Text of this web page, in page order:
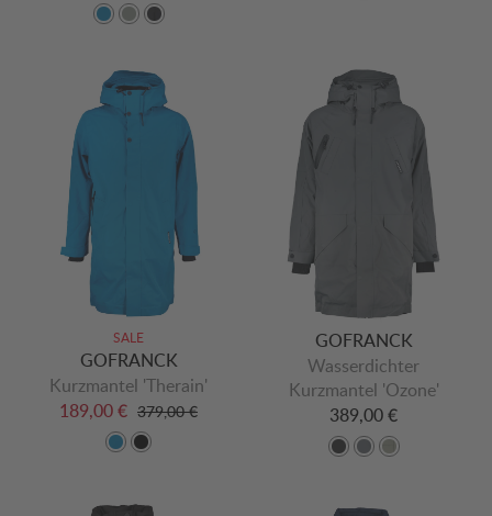
SALE
GOFRANCK
Kurzmantel 'Therain'
189,00 € 379,00 €
GOFRANCK
Wasserdichter
Kurzmantel 'Ozone'
389,00 €